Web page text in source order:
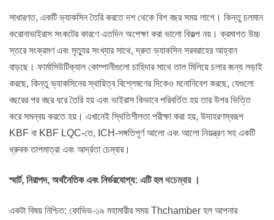
সাধারণত, একটি ভ্যাকসিন তৈরি করতে দশ থেকে বিশ বছর সময় লাগে। কিন্তু চলমান
করোনাভাইরাস সংকটের কারণে এতদিন অপেক্ষা করা ভালো বিকল্প নয়। ক্রমাগত উচ্চ
স্তরে সংক্রমণ এবং মৃত্যুর সংখ্যার সাথে, দ্রুত ভ্যাকসিন সরবরাহের আহ্বান
বাড়ছে। ফার্মাসিউটিক্যাল কোম্পানীগুলো চাহিদার সাথে তাল মিলিয়ে চলার জন্য লড়াই
করছে, কিন্তু ভ্যাকসিনের স্থায়িত্ব বিশ্লেষণের দিকেও মনোনিবেশ করছে, যেগুলো
বছরের পর বছর ধরে তৈরি হয় এবং ভাইরাস কিভাবে পরিবর্তিত হয় তার উপর ভিত্তি
করে সমন্বয় করতে হয়। এখানেই স্থিতিশীলতা পরীক্ষা করা হয়, উদাহরণস্বরূপ
KBF বা KBF LQC-তে, ICH-সঙ্গতিপূর্ণ আলো এবং আলো নিয়ন্ত্রণ সহ একটি
ধ্রুবক তাপমাত্রা এবং আর্দ্রতা চেম্বার।
স্মার্ট, নিরাপদ, অর্থনৈতিক এবং নির্ভরযোগ্য: এটি হলথচেম্বার ।
একটা বিষয় নিশ্চিত: কোভিড-১৯ মহামারীর সময় Thchamber হল আপনার